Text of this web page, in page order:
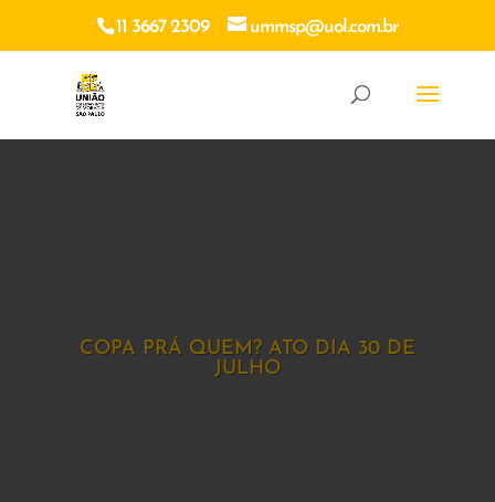
11 3667 2309 ummsp@uol.com.br
COPA PRÁ QUEM? ATO DIA 30 DE
JULHO